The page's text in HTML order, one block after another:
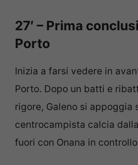
27′ – Prima
Porto
Inizia a farsi vedere in
Porto. Dopo un batti e
rigore, Galeno si appoggia
centrocampista calcia
fuori con Onana in